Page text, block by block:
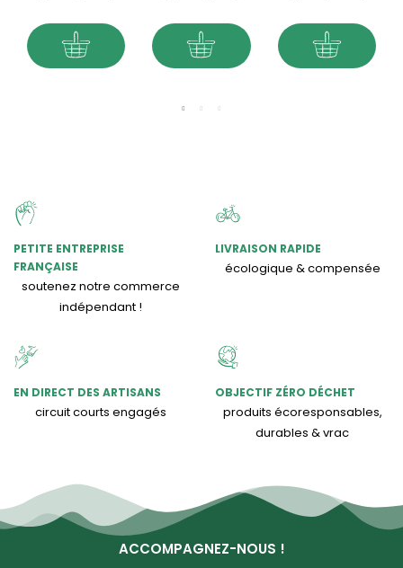
PETITE ENTREPRISE
FRANÇAISE
soutenez notre commerce
indépendant !
LIVRAISON RAPIDE
écologique & compensée
EN DIRECT DES ARTISANS
circuit courts engagés
OBJECTIF ZÉRO DÉCHET
produits écoresponsables,
durables & vrac
ACCOMPAGNEZ-NOUS !